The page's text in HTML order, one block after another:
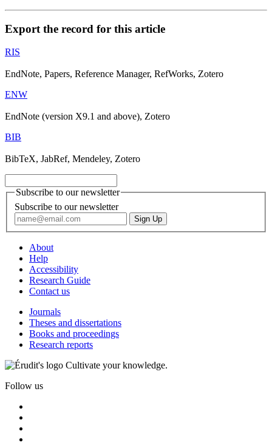
Export the record for this article
RIS
EndNote, Papers, Reference Manager, RefWorks, Zotero
ENW
EndNote (version X9.1 and above), Zotero
BIB
BibTeX, JabRef, Mendeley, Zotero
Subscribe to our newsletter
Subscribe to our newsletter
About
Help
Accessibility
Research Guide
Contact us
Journals
Theses and dissertations
Books and proceedings
Research reports
Cultivate your knowledge.
Follow us